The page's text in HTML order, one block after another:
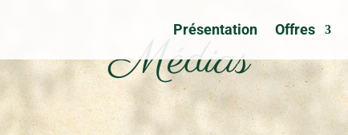
Présentation Offres
Médias